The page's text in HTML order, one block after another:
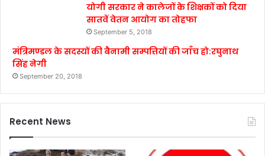
योगी सरकार ने कालेजों के शिक्षकों को दिया
सातवें वेतन आयोग का तोहफा
September 5, 2018
मंत्रिमण्डल के सदस्यों की बैनामी सम्पत्तियों की जाँच हो:रघुनाथ
सिंह नेगी
September 20, 2018
Recent News